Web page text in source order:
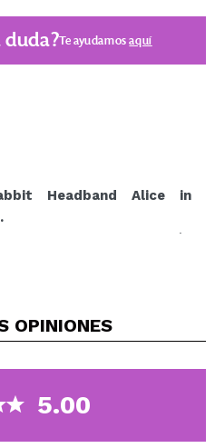
duda?Te ayudamosaquí
Headband Alice in
de la piel sea más
cinta de pelo Rabbit
específicamente
manteniéndolo
comodidad.
y elásticos, esta cinta no
OPINIONES
5.00